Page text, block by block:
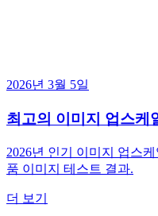
2026년 3월 5일
최고의 이미지 업스케
2026년 인기 이미지 업스
품 이미지 테스트 결과.
더 보기